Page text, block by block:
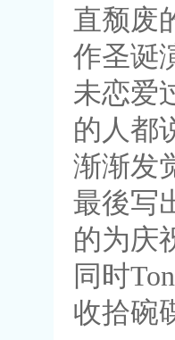
直颓废
作圣诞
未恋爱
的人都
渐渐发
最後写
的为庆
同时
收拾碗